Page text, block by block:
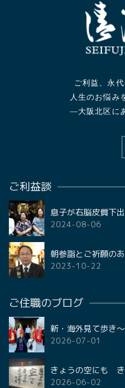
ご利益、永
人生のお悩み
—大阪北区に
ご利益談
息子が右脳皮質下
2024-08-06
朝参詣とご祈願の
2023-10-22
ご住職のブログ
新・海外見て歩き
2026-07-01
きょうの空にも
2026-06-02